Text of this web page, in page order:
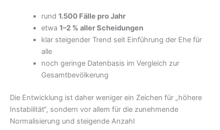
rund 1.500 Fälle pro Jahr
etwa 1–2 % aller Scheidungen
klar steigender Trend seit Einführung der Ehe für
alle
noch geringe Datenbasis im Vergleich zur
Gesamtbevölkerung
Die Entwicklung ist daher weniger ein Zeichen für „höhere
Instabilität“, sondern vor allem für die zunehmende
Normalisierung und steigende Anzahl